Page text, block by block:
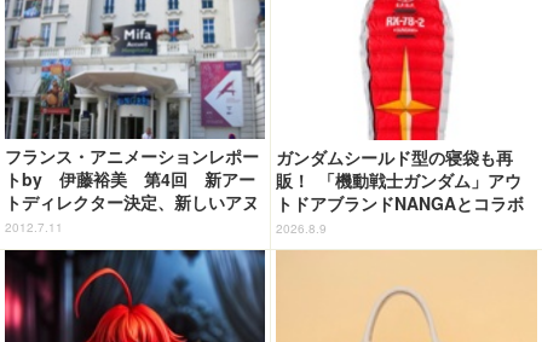
フランス・アニメーションレポー
トby 伊藤裕美 第4回 新アー
トディレクター決定、新しいアヌ
シーへ
2012.7.11
ガンダムシールド型の寝袋も再
販！ 「機動戦士ガンダム」アウ
トドアブランドNANGAとコラボ
したアパレルがカッコいい！ 日
常使いしやすいシンプルなデザイ
2026.8.9